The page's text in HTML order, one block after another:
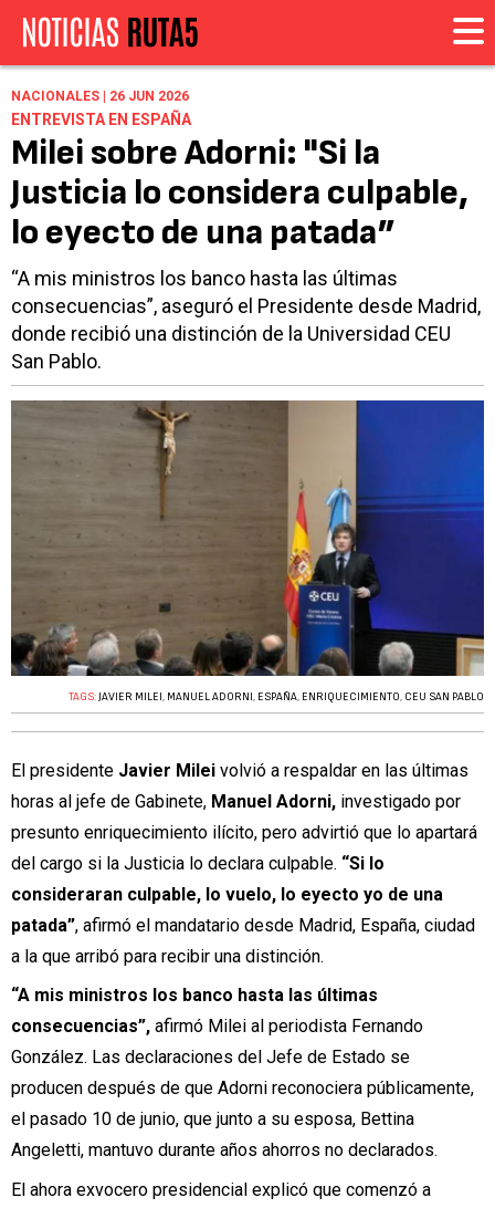
NACIONALES | 26 JUN 2026
ENTREVISTA EN ESPAÑA
Milei sobre Adorni: "Si la
Justicia lo considera culpable,
lo eyecto de una patada”
“A mis ministros los banco hasta las últimas
consecuencias”, aseguró el Presidente desde Madrid,
donde recibió una distinción de la Universidad CEU
San Pablo.
TAGS:JAVIER MILEI , MANUEL ADORNI , ESPAÑA, ENRIQUECIMIENTO, CEU SAN PABLO
El presidente Javier Milei volvió a respaldar en las últimas
horas al jefe de Gabinete, Manuel Adorni, investigado por
presunto enriquecimiento ilícito, pero advirtió que lo apartará
del cargo si la Justicia lo declara culpable. “Si lo
consideraran culpable, lo vuelo, lo eyecto yo de una
patada”, afirmó el mandatario desde Madrid, España, ciudad
a la que arribó para recibir una distinción.
“A mis ministros los banco hasta las últimas
consecuencias”, afirmó Milei al periodista Fernando
González. Las declaraciones del Jefe de Estado se
producen después de que Adorni reconociera públicamente,
el pasado 10 de junio, que junto a su esposa, Bettina
Angeletti, mantuvo durante años ahorros no declarados.
El ahora exvocero presidencial explicó que comenzó a